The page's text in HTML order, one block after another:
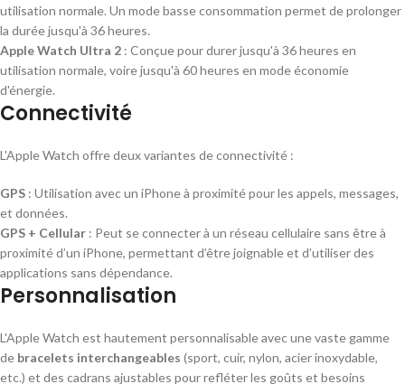
utilisation normale. Un mode basse consommation permet de prolonger
la durée jusqu'à 36 heures.
Apple Watch Ultra 2 : Conçue pour durer jusqu'à 36 heures en
utilisation normale, voire jusqu'à 60 heures en mode économie
d'énergie.
Connectivité
L'Apple Watch offre deux variantes de connectivité :
GPS : Utilisation avec un iPhone à proximité pour les appels, messages,
et données.
GPS + Cellular : Peut se connecter à un réseau cellulaire sans être à
proximité d’un iPhone, permettant d’être joignable et d’utiliser des
applications sans dépendance.
Personnalisation
L'Apple Watch est hautement personnalisable avec une vaste gamme
de bracelets interchangeables (sport, cuir, nylon, acier inoxydable,
etc.) et des cadrans ajustables pour refléter les goûts et besoins